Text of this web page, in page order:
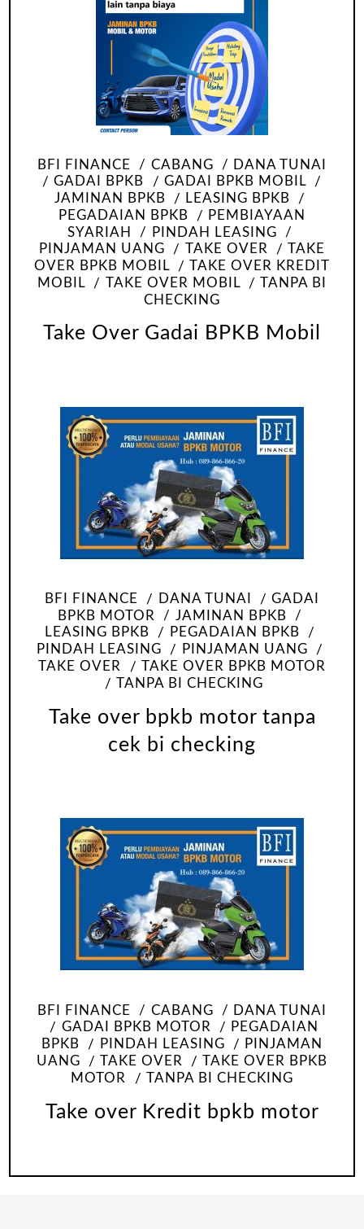
BFI FINANCE CABANG
DANA TUNAI
GADAI BPKB
GADAI BPKB MOBIL
JAMINAN BPKB
LEASING BPKB
PEGADAIAN BPKB
PEMBIAYAAN
SYARIAH
PINDAH LEASING
PINJAMAN UANG
TAKE OVER
TAKE
OVER BPKB MOBIL
TAKE OVER KREDIT
MOBIL
TAKE OVER MOBIL
TANPA BI
CHECKING
Take Over Gadai BPKB Mobil
BFI FINANCE DANA TUNAI
GADAI
BPKB MOTOR
JAMINAN BPKB
LEASING BPKB
PEGADAIAN BPKB
PINDAH LEASING
PINJAMAN UANG
TAKE OVER
TAKE OVER BPKB MOTOR
TANPA BI CHECKING
Take over bpkb motor tanpa
cek bi checking
BFI FINANCE CABANG
DANA TUNAI
GADAI BPKB MOTOR
PEGADAIAN
BPKB
PINDAH LEASING
PINJAMAN
UANG
TAKE OVER
TAKE OVER BPKB
MOTOR
TANPA BI CHECKING
Take over Kredit bpkb motor